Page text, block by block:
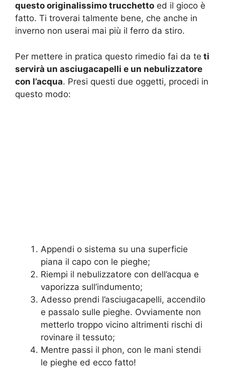
questo originalissimo trucchetto ed il gioco è
fatto. Ti troverai talmente bene, che anche in
inverno non userai mai più il ferro da stiro.
Per mettere in pratica questo rimedio fai da te ti
servirà un asciugacapelli e un nebulizzatore
con l’acqua. Presi questi due oggetti, procedi in
questo modo:
Appendi o sistema su una superficie
piana il capo con le pieghe;
Riempi il nebulizzatore con dell’acqua e
vaporizza sull’indumento;
Adesso prendi l’asciugacapelli, accendilo
e passalo sulle pieghe. Ovviamente non
metterlo troppo vicino altrimenti rischi di
rovinare il tessuto;
Mentre passi il phon, con le mani stendi
le pieghe ed ecco fatto!